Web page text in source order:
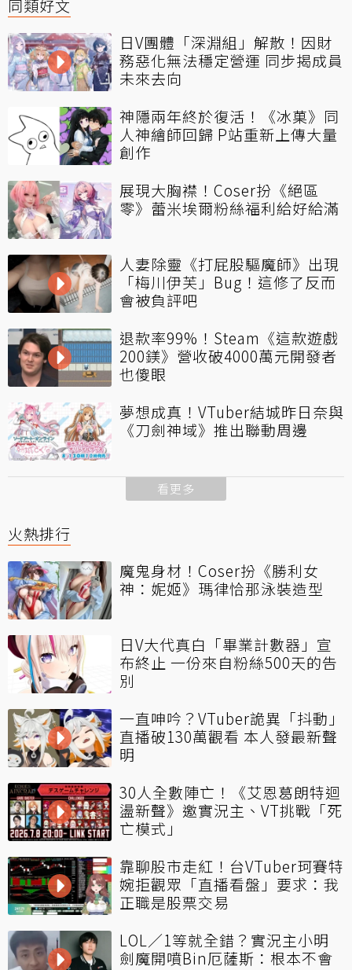
同類好文
日V團體「深淵組」解散！因財
務惡化無法穩定營運 同步揭成員
未來去向
神隱兩年終於復活！《冰菓》同
人神繪師回歸 P站重新上傳大量
創作
展現大胸襟！Coser扮《絕區
零》蕾米埃爾粉絲福利給好給滿
人妻除靈《打屁股驅魔師》出現
「梅川伊芙」Bug！這修了反而
會被負評吧
退款率99%！Steam《這款遊戲
200鎂》營收破4000萬元開發者
也傻眼
夢想成真！VTuber結城昨日奈與
《刀劍神域》推出聯動周邊
看更多
火熱排行
魔鬼身材！Coser扮《勝利女
神：妮姬》瑪律恰那泳裝造型
日V大代真白「畢業計數器」宣
布終止 一份來自粉絲500天的告
別
一直呻吟？VTuber詭異「抖動」
直播破130萬觀看 本人發最新聲
明
30人全數陣亡！《艾恩葛朗特迴
盪新聲》邀實況主、VT挑戰「死
亡模式」
靠聊股市走紅！台VTuber珂賽特
婉拒觀眾「直播看盤」要求：我
正職是股票交易
LOL／1等就全錯？實況主小明
劍魔開噴Bin厄薩斯：根本不會